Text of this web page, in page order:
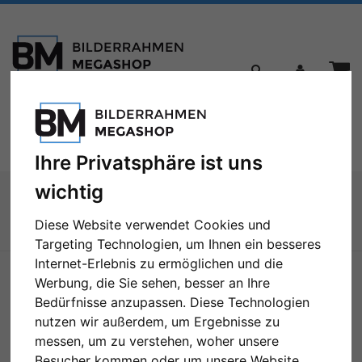
Ihre Privatsphäre ist uns
wichtig
Diese Website verwendet Cookies und
Targeting Technologien, um Ihnen ein besseres
Internet-Erlebnis zu ermöglichen und die
Werbung, die Sie sehen, besser an Ihre
Bedürfnisse anzupassen. Diese Technologien
nutzen wir außerdem, um Ergebnisse zu
messen, um zu verstehen, woher unsere
Toggle
navigation
Menü
Sie sind hier: Bilderrahmen
5er Galerierahmen Home